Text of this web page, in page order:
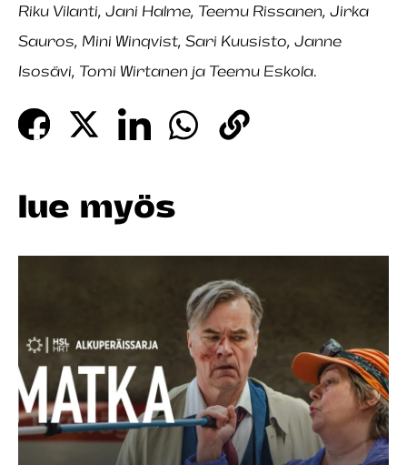
Riku Vilanti, Jani Halme, Teemu Rissanen, Jirka
Sauros, Mini Winqvist, Sari Kuusisto, Janne
Isosävi, Tomi Wirtanen ja Teemu Eskola.
lue myös